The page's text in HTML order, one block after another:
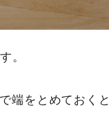
。
端をとめておくと